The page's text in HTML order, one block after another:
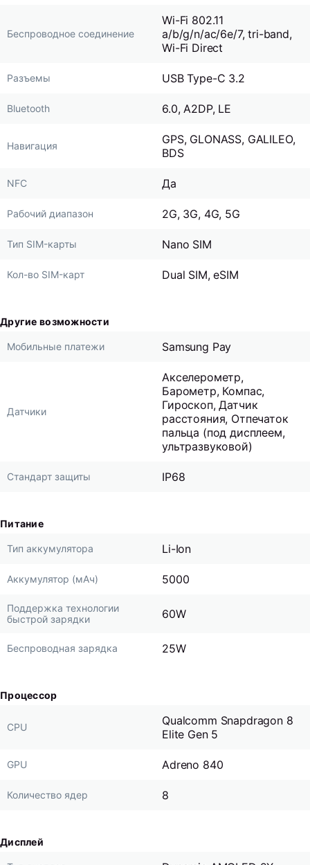
Беспроводное соединение
Wi-Fi 802.11
a/b/g/n/ac/6e/7, tri-band,
Wi-Fi Direct
Разъемы USB Type-C 3.2
Bluetooth 6.0, A2DP, LE
Навигация
GPS, GLONASS, GALILEO,
BDS
NFC Да
Рабочий диапазон 2G, 3G, 4G, 5G
Тип SIM-карты Nano SIM
Кол-во SIM-карт Dual SIM, eSIM
Другие возможности
Мобильные платежи Samsung Pay
Датчики
Акселерометр,
Барометр, Компас,
Гироскоп, Датчик
расстояния, Отпечаток
пальца (под дисплеем,
ультразвуковой)
Стандарт защиты IP68
Питание
Тип аккумулятора Li-Ion
Аккумулятор (мАч) 5000
Поддержка технологии
быстрой зарядки
60W
Беспроводная зарядка 25W
Процессор
CPU
Qualcomm Snapdragon 8
Elite Gen 5
GPU Adreno 840
Количество ядер 8
Дисплей